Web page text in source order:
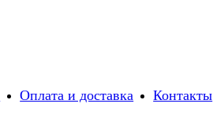
Оплата и доставка Контакты